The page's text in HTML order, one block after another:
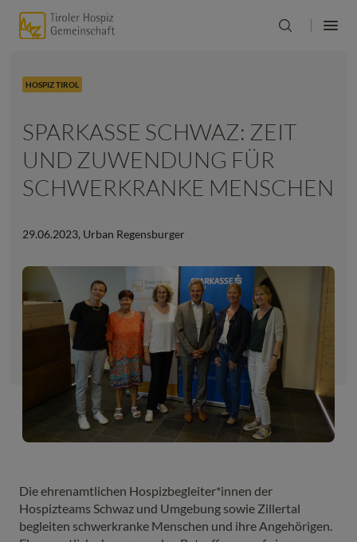
HOSPIZ TIROL
SPARKASSE SCHWAZ: ZEIT
UND ZUWENDUNG FÜR
SCHWERKRANKE MENSCHEN
29.06.2023, Urban Regensburger
Die ehrenamtlichen Hospizbegleiter*innen der
Hospizteams Schwaz und Umgebung sowie Zillertal
begleiten schwerkranke Menschen und ihre Angehörigen.